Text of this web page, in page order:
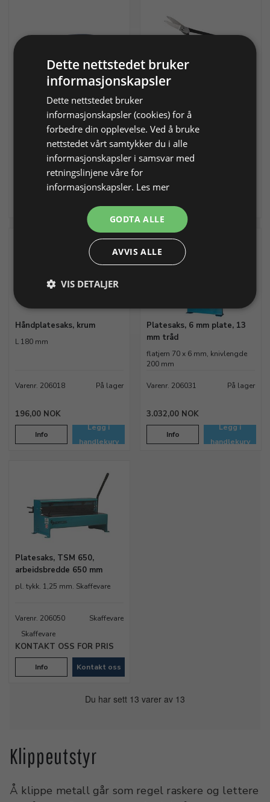
160 mm, blå plastbelagt
Varenr. 206016 På lager
632,00 NOK
handlekurv
L 180 mm
Varenr. 206017
Håndplatesaks, krum
L 180 mm
Varenr. 206018 På lager
196,00 NOK
Info
Legg i
handlekurv
Platesaks, 6 mm plate, 13
mm tråd
flatjern 70 x 6 mm, knivlengde
200 mm
Varenr. 206031 På lager
3.032,00 NOK
Info
Legg i
handlekurv
Platesaks, TSM 650,
arbeidsbredde 650 mm
pl. tykk. 1,25 mm. Skaffevare
Varenr. 206050 Skaffevare
KONTAKT OSS FOR PRIS
Skaffevare
Info Kontakt oss
Du har sett 13 varer av 13
Klippeutstyr
Å klippe metall går som regel raskere og lettere
Dette nettstedet bruker
informasjonskapsler
Dette nettstedet bruker
informasjonskapsler (cookies) for å
forbedre din opplevelse. Ved å bruke
nettstedet vårt samtykker du i alle
informasjonskapsler i samsvar med
retningslinjene våre for
informasjonskapsler. Les mer
GODTA ALLE
AVVIS ALLE
VIS DETALJER